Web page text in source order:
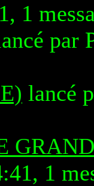
1
par
lancé
1